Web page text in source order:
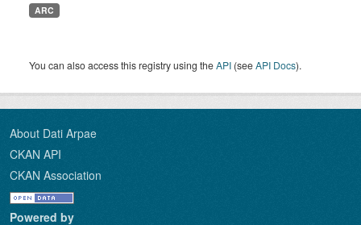
ARC
You can also access this registry using theAPI (seeAPI Docs).
About Dati Arpae
CKAN API
CKAN Association
Powered by